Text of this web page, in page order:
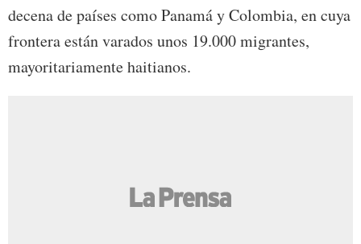
decena de países como Panamá y Colombia, en cuya
frontera están varados unos 19.000 migrantes,
mayoritariamente haitianos.